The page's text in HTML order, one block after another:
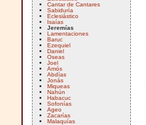
Cantar de Cantares
Sabiduría
Eclesiástico
Isaías
Jeremías
Lamentaciones
Baruc
Ezequiel
Daniel
Oseas
Joel
Amós
Abdías
Jonás
Miqueas
Nahún
Habacuc
Sofonías
Ageo
Zacarías
Malaquías